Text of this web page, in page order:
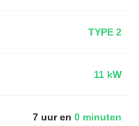
TYPE 2
11 kW
7 uur en 0 minuten